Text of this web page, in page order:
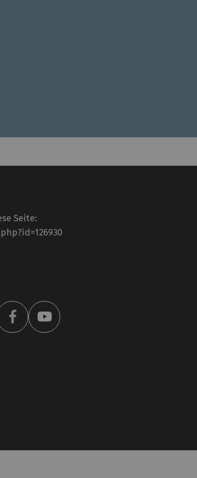
Seite: